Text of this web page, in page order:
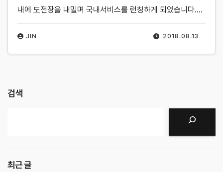
2018.08.13
JIN
내에 도전장을 내밀며 국내서비스를 런칭하게 되었습니다.…
검색
최근 글